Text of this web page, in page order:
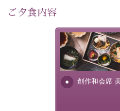
30項目以上からなる独自の衛
徹底した衛生管理を行っており
・朝夕個室料亭で個室食
・諏訪大社4社を巡る無料参拝
・館内着をご用意
ご夕食内容
創作和会席
美湖膳とは諏訪
提供する為に料
明が考え出した
す。美しい諏訪